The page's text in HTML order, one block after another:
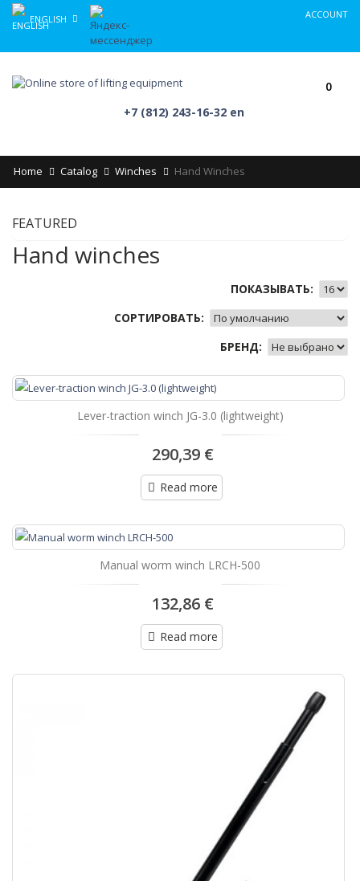
ENGLISH ACCOUNT
0
+7 (812) 243-16-32 en
Home Catalog Winches Hand Winches
FEATURED
Hand winches
ПОКАЗЫВАТЬ:
СОРТИРОВАТЬ:
БРЕНД:
Lever-traction winch JG-3.0 (lightweight)
290,39 €
Read more
Manual worm winch LRCH-500
132,86 €
Read more